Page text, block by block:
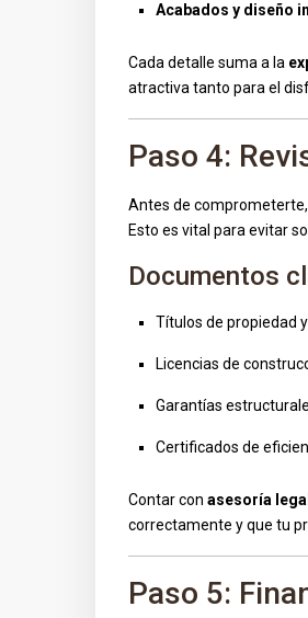
Acabados y diseño
Cada detalle suma a la
atractiva tanto para el
Paso 4:
Antes de
Esto es vital para evitar
Documentos
Títulos de propiedad
Licencias de
Garantías
Certificados de
Contar con asesoría
correctamente y que tu
Paso 5: